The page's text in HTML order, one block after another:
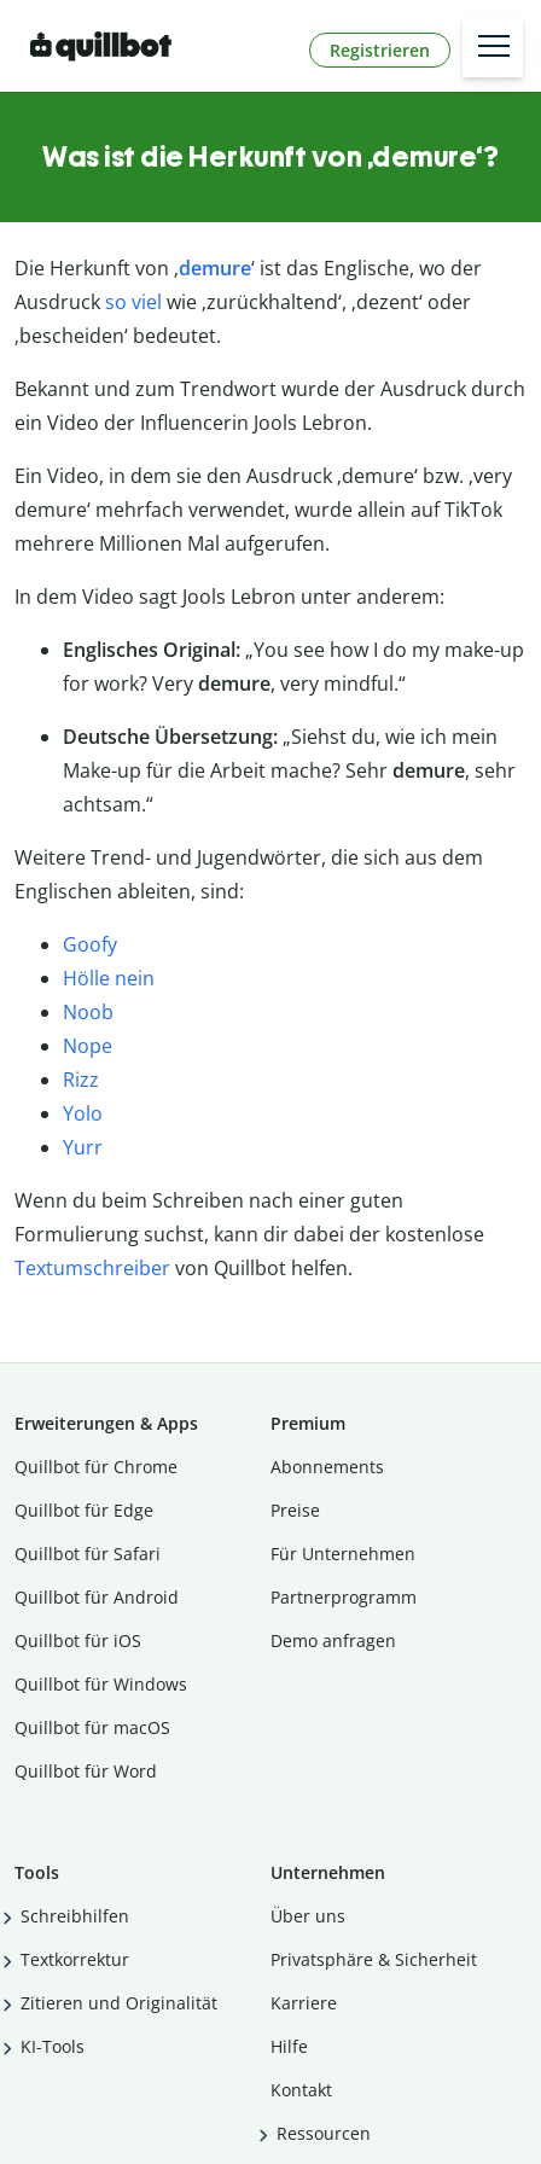
Registrieren
Was ist die Herkunft von ‚demure‘?
Die Herkunft von ‚demure‘ ist das Englische, wo der
Ausdruckso viel wie ‚zurückhaltend‘, ‚dezent‘ oder
‚bescheiden‘ bedeutet.
Bekannt und zum Trendwort wurde der Ausdruck durch
ein Video der Influencerin Jools Lebron.
Ein Video, in dem sie den Ausdruck ‚demure‘ bzw. ‚very
demure‘ mehrfach verwendet, wurde allein auf TikTok
mehrere Millionen Mal aufgerufen.
In dem Video sagt Jools Lebron unter anderem:
Englisches Original: „You see how I do my make-up
for work? Verydemure, very mindful.“
Deutsche Übersetzung: „Siehst du, wie ich mein
Make-up für die Arbeit mache? Sehrdemure, sehr
achtsam.“
Weitere Trend- und Jugendwörter, die sich aus dem
Englischen ableiten, sind:
Goofy
Hölle nein
Noob
Nope
Rizz
Yolo
Yurr
Wenn du beim Schreiben nach einer guten
Formulierung suchst, kann dir dabei der kostenlose
Textumschreibervon Quillbot helfen.
Erweiterungen & Apps
Quillbot für Chrome
Quillbot für Edge
Quillbot für Safari
Quillbot für Android
Quillbot für iOS
Quillbot für Windows
Quillbot für macOS
Quillbot für Word
Premium
Abon­ne­ments
Preise
Für Unternehmen
Partnerprogramm
Demo anfragen
Tools
Schreibhilfen
Textkorrektur
Zitieren und Originalität
KI-Tools
Unternehmen
Über uns
Privatsphäre & Sicherheit
Karriere
Hilfe
Kontakt
Ressourcen